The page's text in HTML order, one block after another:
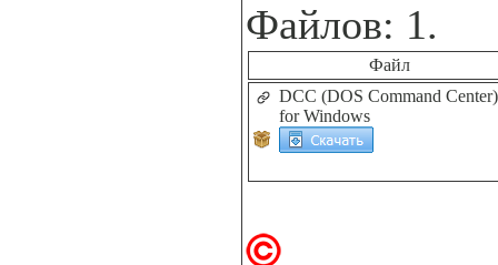
Файлов: 1.
Файл
DCC (DOS Command Center)
for Windows